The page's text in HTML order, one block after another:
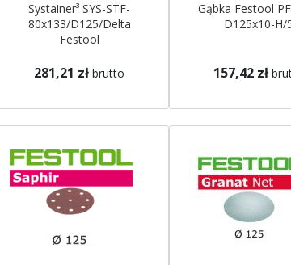
Systainer³ SYS-STF-
80x133/D125/Delta
Festool
281,21 zł brutto
Gąbka Festool
D125x10-H/
157,42 zł